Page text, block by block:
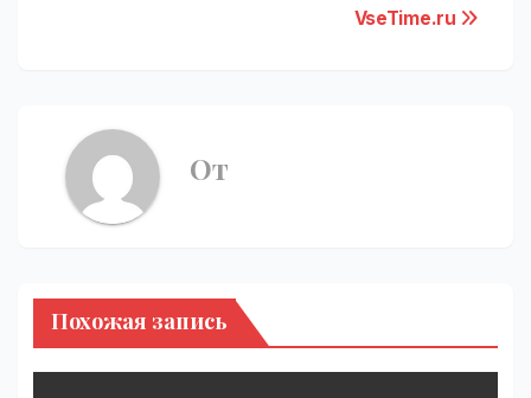
VseTime.ru
От
Похожая запись